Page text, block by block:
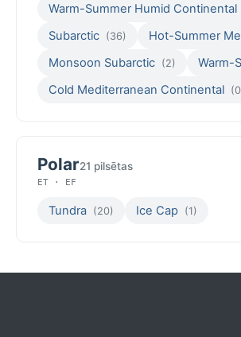
Warm-Summer Humid Continental
Subarctic (36) Hot-Summer
Monsoon Subarctic (2) Warm-
Cold Mediterranean Continental
Polar21 pilsētas
ET · EF
Tundra (20) Ice Cap (1)